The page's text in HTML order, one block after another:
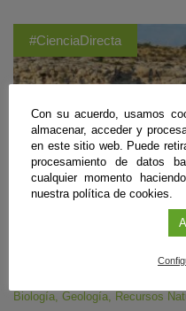
#CienciaDirecta
Biología, Geología, Recursos
Con su acuerdo, usamos
almacenar, acceder y
en este sitio web. Puede
procesamiento de datos
cualquier momento
nuestra política de cookies.